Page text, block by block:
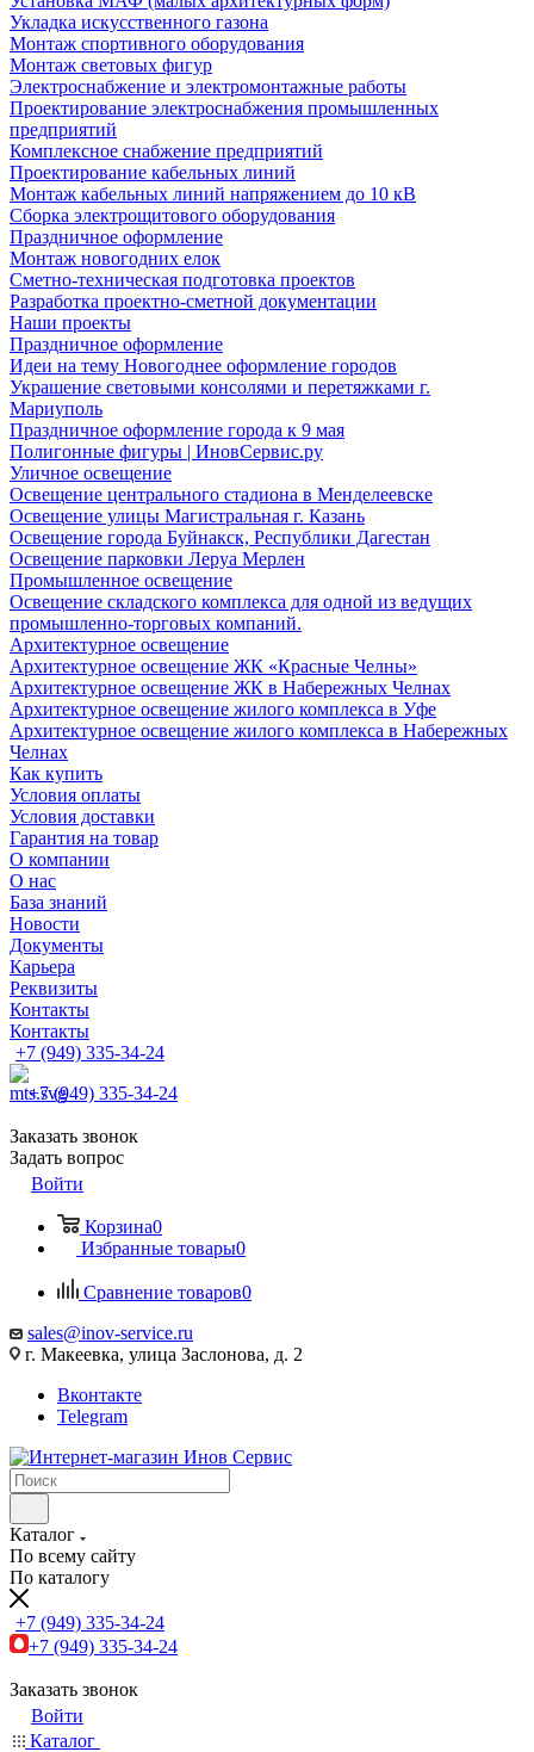
Укладка искусственного газона
Монтаж спортивного оборудования
Монтаж световых фигур
Электроснабжение и электромонтажные работы
Проектирование электроснабжения промышленных
предприятий
Комплексное снабжение предприятий
Проектирование кабельных линий
Монтаж кабельных линий напряжением до 10 кВ
Сборка электрощитового оборудования
Праздничное оформление
Монтаж новогодних елок
Сметно-техническая подготовка проектов
Разработка проектно-сметной документации
Наши проекты
Праздничное оформление
Идеи на тему Новогоднее оформление городов
Украшение световыми консолями и перетяжками г.
Мариуполь
Праздничное оформление города к 9 мая
Полигонные фигуры | ИновСервис.ру
Уличное освещение
Освещение центрального стадиона в Менделеевске
Освещение улицы Магистральная г. Казань
Освещение города Буйнакск, Республики Дагестан
Освещение парковки Леруа Мерлен
Промышленное освещение
Освещение складского комплекса для одной из ведущих
промышленно-торговых компаний.
Архитектурное освещение
Архитектурное освещение ЖК «Красные Челны»
Архитектурное освещение ЖК в Набережных Челнах
Архитектурное освещение жилого комплекса в Уфе
Архитектурное освещение жилого комплекса в Набережных
Челнах
Как купить
Условия оплаты
Условия доставки
Гарантия на товар
О компании
О нас
База знаний
Новости
Документы
Карьера
Реквизиты
Контакты
Контакты
+7 (949) 335-34-24
+7 (949) 335-34-24
Заказать звонок
Задать вопрос
Войти
Корзина0
Избранные товары0
Сравнение товаров0
sales@inov-service.ru
г. Макеевка, улица Заслонова, д. 2
Вконтакте
Telegram
Каталог
По всему сайту
По каталогу
+7 (949) 335-34-24
+7 (949) 335-34-24
Заказать звонок
Войти
Каталог